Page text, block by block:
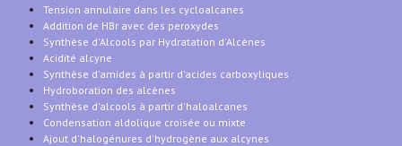
Tension annulaire dans les cycloalcanes
Addition de HBr avec des peroxydes
Synthèse d'Alcools par Hydratation d'Alcènes
Acidité alcyne
Synthèse d'amides à partir d'acides carboxyliques
Hydroboration des alcènes
Synthèse d'alcools à partir d'haloalcanes
Condensation aldolique croisée ou mixte
Ajout d'halogénures d'hydrogène aux alcynes